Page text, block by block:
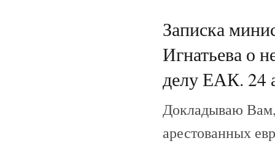
Записка
Игнатьева о
делу ЕАК. 24
Докладываю
арестованных